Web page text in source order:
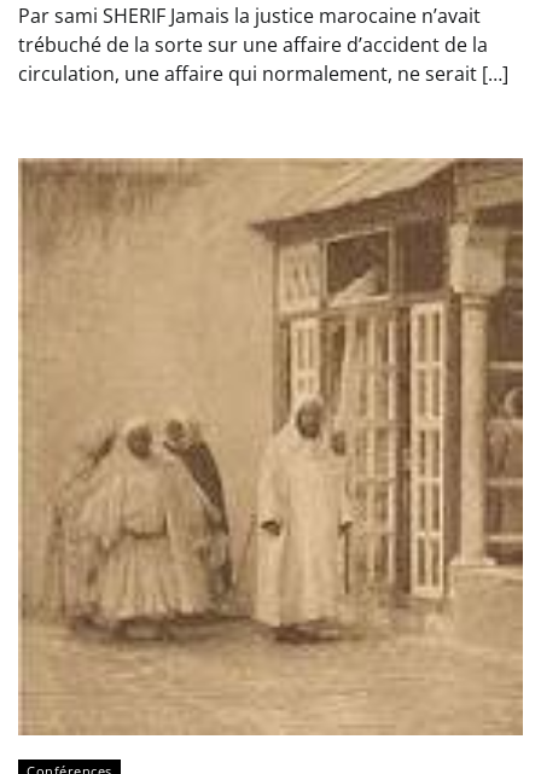
Par sami SHERIF Jamais la justice marocaine n’avait
trébuché de la sorte sur une affaire d’accident de la
circulation, une affaire qui normalement, ne serait […]